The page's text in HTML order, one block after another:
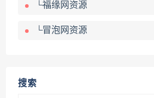
└福缘网资源
└冒泡网资源
搜索